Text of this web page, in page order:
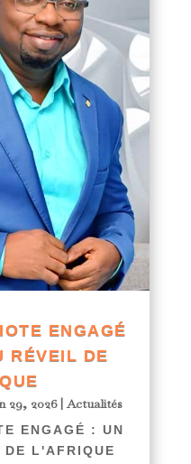
ENGAGÉ
RÉVEIL DE
29, 2026|Actualités
ENGAGÉ : UN
DE L'AFRIQUE